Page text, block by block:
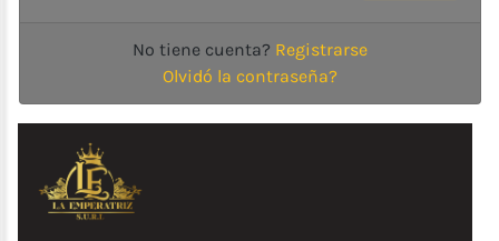
la
Lácteos
Electrodomésticos
No tiene cuenta? Registrarse
Olvidó la contraseña?